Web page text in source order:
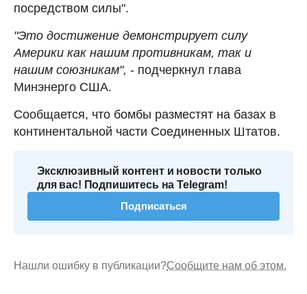
посредством силы".
"Это достижение демонстрирует силу
Америки как нашим противникам, так и
нашим союзникам", - подчеркнул глава
Минэнерго США.
Сообщается, что бомбы разместят на базах в
континентальной части Соединенных Штатов.
Эксклюзивный контент и новости только
для вас! Подпишитесь на Telegram!
Подписаться
Нашли ошибку в публикации?Сообщите нам об этом.